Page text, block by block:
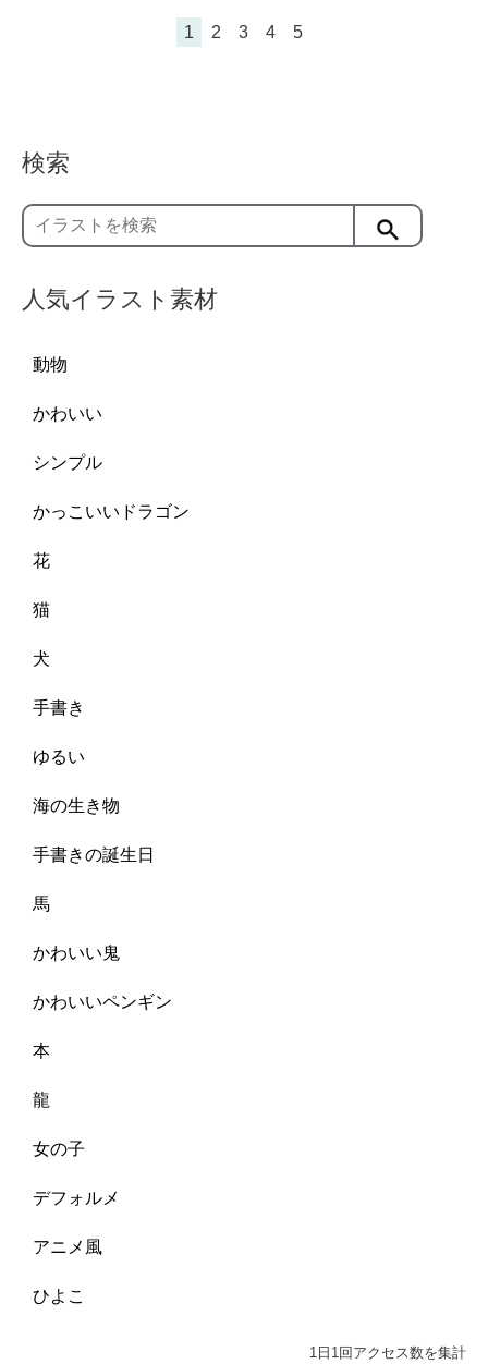
1 2 3 4 5
検索
人気イラスト素材
動物
かわいい
シンプル
かっこいいドラゴン
花
猫
犬
手書き
ゆるい
海の生き物
手書きの誕生日
馬
かわいい鬼
かわいいペンギン
本
龍
女の子
デフォルメ
アニメ風
ひよこ
1日1回アクセス数を集計